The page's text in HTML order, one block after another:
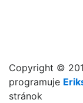
Copyright ©
programuje
stránok